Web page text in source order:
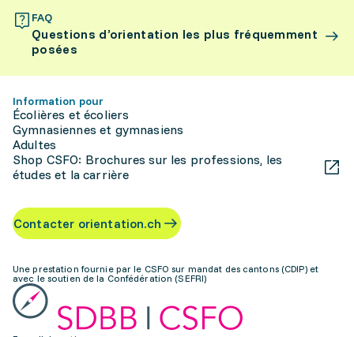
FAQ
Questions d’orientation les plus fréquemment
posées
Information pour
Écolières et écoliers
Gymnasiennes et gymnasiens
Adultes
Shop CSFO: Brochures sur les professions, les
études et la carrière
Contacter orientation.ch
Une prestation fournie par le CSFO sur mandat des cantons (CDIP) et
avec le soutien de la Confédération (SEFRI)